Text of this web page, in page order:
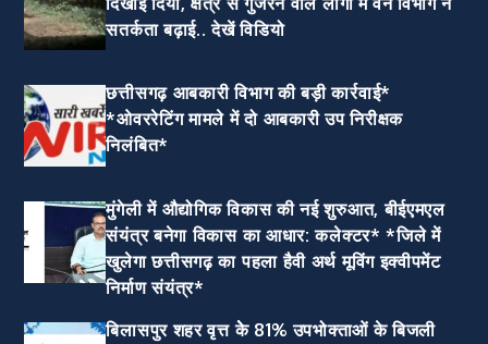
सतर्कता बढ़ाई.. देखें विडियो
छत्तीसगढ़ आबकारी विभाग की बड़ी कार्रवाई*
*ओवररेटिंग मामले में दो आबकारी उप निरीक्षक
निलंबित*
मुंगेली में औद्योगिक विकास की नई शुरुआत, बीईएमएल
संयंत्र बनेगा विकास का आधार: कलेक्टर* *जिले में
खुलेगा छत्तीसगढ़ का पहला हैवी अर्थ मूविंग इक्वीपमेंट
निर्माण संयंत्र*
बिलासपुर शहर वृत्त केे 81% उपभोक्ताओं के बिजली